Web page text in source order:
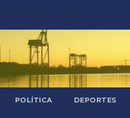
POLÍTICA DEPORTES